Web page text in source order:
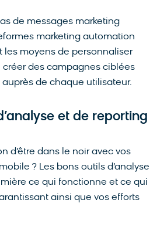
de messages marketing
marketing automation
les moyens de personnaliser
des campagnes ciblées
de chaque utilisateur.
et de reporting
d’être dans le noir avec vos
? Les bons outils d’analyse
ce qui fonctionne et ce qui
ainsi que vos efforts